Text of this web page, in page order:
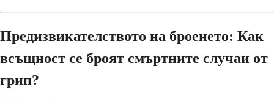
Предизвикателството на броенето: Как
всъщност се броят смъртните случаи от
грип?